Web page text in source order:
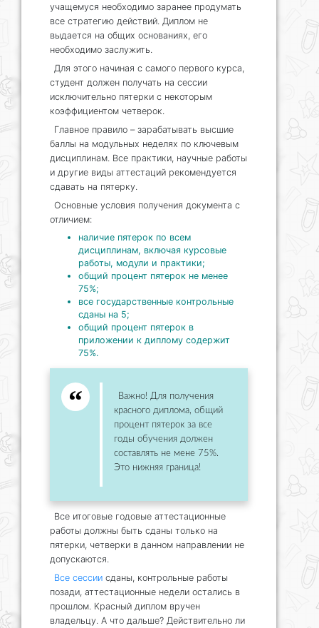
учащемуся необходимо заранее продумать
все стратегию действий. Диплом не
выдается на общих основаниях, его
необходимо заслужить.
Для этого начиная с самого первого курса,
студент должен получать на сессии
исключительно пятерки с некоторым
коэффициентом четверок.
Главное правило – зарабатывать высшие
баллы на модульных неделях по ключевым
дисциплинам. Все практики, научные работы
и другие виды аттестаций рекомендуется
сдавать на пятерку.
Основные условия получения документа с
отличием:
наличие пятерок по всем
дисциплинам, включая курсовые
работы, модули и практики;
общий процент пятерок не менее
75%;
все государственные контрольные
сданы на 5;
общий процент пятерок в
приложении к диплому содержит
75%.
Важно! Для получения
красного диплома, общий
процент пятерок за все
годы обучения должен
составлять не мене 75%.
Это нижняя граница!
Все итоговые годовые аттестационные
работы должны быть сданы только на
пятерки, четверки в данном направлении не
допускаются.
Все сессии сданы, контрольные работы
позади, аттестационные недели остались в
прошлом. Красный диплом вручен
владельцу. А что дальше? Действительно ли